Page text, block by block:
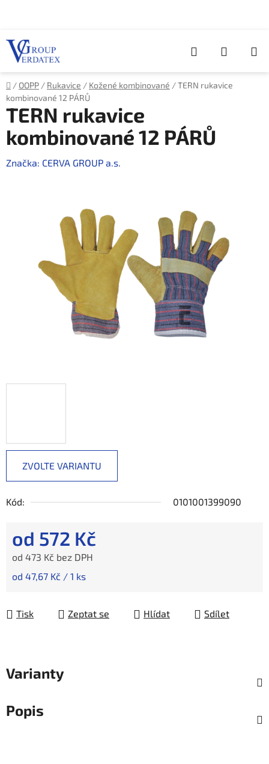
Hledat
KOŠÍK
Domů
/ OOPP / Rukavice / Kožené kombinované /TERN rukavice
kombinované 12 PÁRŮ
ZVOLTE VARIANTU
Kód: 0101001399090
od 572 Kč
od 473 Kč bez DPH
Měrná cena:
od 47,67 Kč / 1 ks
Tisk Zeptat se Hlídat Sdílet
TERN rukavice
kombinované 12 PÁRŮ
Značka: CERVA GROUP a.s.
Varianty
Popis